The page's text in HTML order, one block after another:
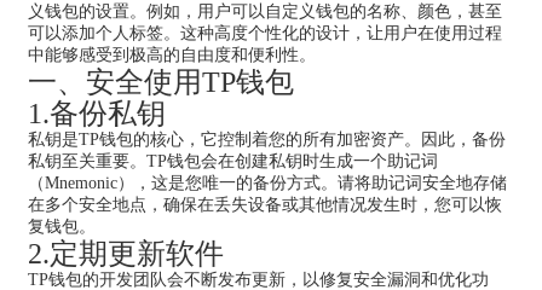
义钱包的设置。例如，用户可以自定义钱包的名称、颜色，甚至
可以添加个人标签。这种高度个性化的设计，让用户在使用过程
中能够感受到极高的自由度和便利性。
一、安全使用TP钱包
1.备份私钥
私钥是TP钱包的核心，它控制着您的所有加密资产。因此，备份
私钥至关重要。TP钱包会在创建私钥时生成一个助记词
（Mnemonic），这是您唯一的备份方式。请将助记词安全地存储
在多个安全地点，确保在丢失设备或其他情况发生时，您可以恢
复钱包。
2.定期更新软件
TP钱包的开发团队会不断发布更新，以修复安全漏洞和优化功